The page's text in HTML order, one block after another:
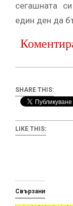
сегашната
един ден да
SHARE THIS:
LIKE THIS:
Свързани